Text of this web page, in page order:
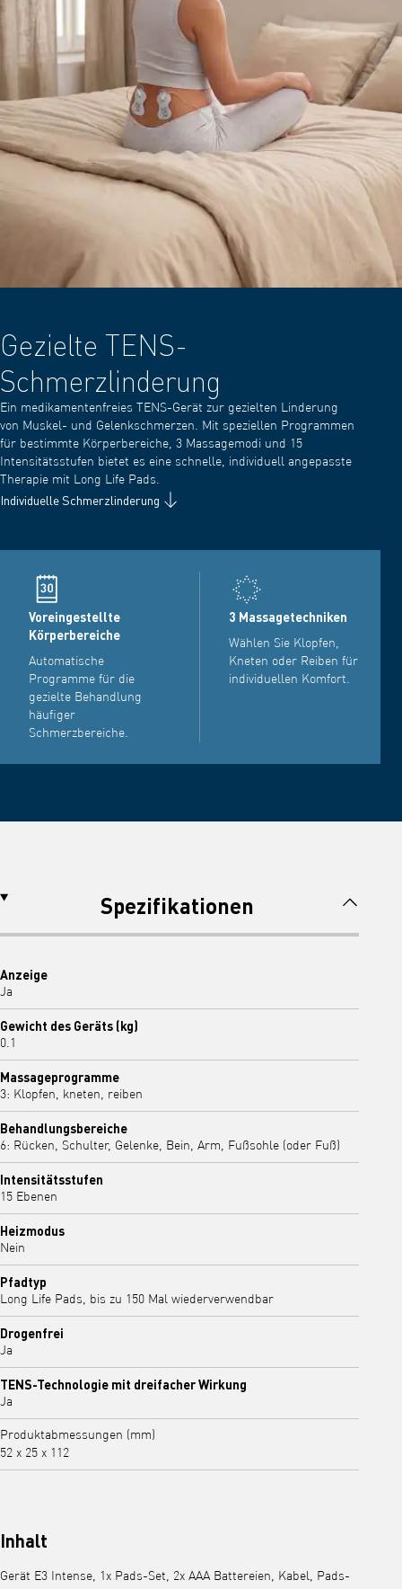
Gezielte TENS-
Schmerzlinderung
Ein medikamentenfreies TENS-Gerät zur gezielten Linderung
von Muskel- und Gelenkschmerzen. Mit speziellen Programmen
für bestimmte Körperbereiche, 3 Massagemodi und 15
Intensitätsstufen bietet es eine schnelle, individuell angepasste
Therapie mit Long Life Pads.
Individuelle Schmerzlinderung
Voreingestellte
Körperbereiche
Automatische
Programme für die
gezielte Behandlung
häufiger
Schmerzbereiche.
3 Massagetechniken
Wählen Sie Klopfen,
Kneten oder Reiben für
individuellen Komfort.
Spezifikationen
Anzeige
Ja
Gewicht des Geräts (kg)
0.1
Massageprogramme
3: Klopfen, kneten, reiben
Behandlungsbereiche
6: Rücken, Schulter, Gelenke, Bein, Arm, Fußsohle (oder Fuß)
Intensitätsstufen
15 Ebenen
Heizmodus
Nein
Pfadtyp
Long Life Pads, bis zu 150 Mal wiederverwendbar
Drogenfrei
Ja
TENS-Technologie mit dreifacher Wirkung
Ja
Produktabmessungen (mm)
52 x 25 x 112
Inhalt
Gerät E3 Intense, 1x Pads-Set, 2x AAA Battereien, Kabel, Pads-